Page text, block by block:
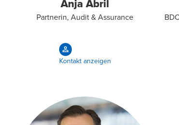
Anja Abril
Partnerin, Audit & Assurance
Kontakt anzeigen